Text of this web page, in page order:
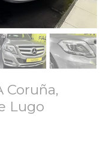
Coruña,
Lugo